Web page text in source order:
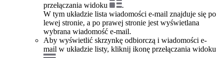
przełączania widoku
.
W tym układzie lista wiadomości e-mail znajduje się po
lewej stronie, a po prawej stronie jest wyświetlana
wybrana wiadomość e-mail.
Aby wyświetlić skrzynkę odbiorczą i wiadomości e-
mail w układzie listy, kliknij ikonę przełączania widoku